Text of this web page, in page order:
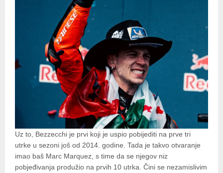
Uz to, Bezzecchi je prvi koji je uspio pobijediti na prve tri
utrke u sezoni još od 2014. godine. Tada je takvo otvaranje
imao baš Marc Marquez, s time da se njegov niz
pobjeđivanja produžio na prvih 10 utrka. Čini se nezamislivim